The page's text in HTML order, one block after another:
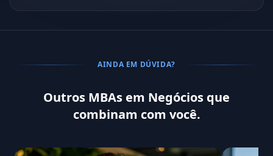
AINDA EM DÚVIDA?
Outros MBAs em Negócios que
combinam com você.